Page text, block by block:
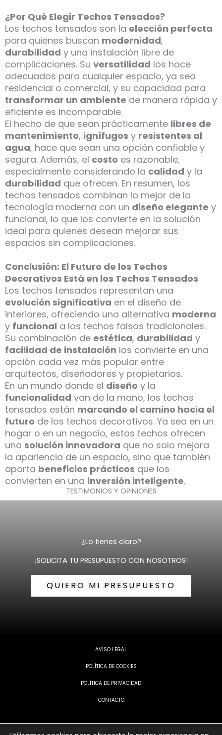
¿Por Qué Elegir Techos Tensados?
Los techos tensados son la elección perfecta
para quienes buscan modernidad,
durabilidad y una instalación libre de
complicaciones. Su versatilidad los hace
adecuados para cualquier espacio, ya sea
residencial o comercial, y su capacidad para
transformar un ambiente de manera rápida y
eficiente es incomparable.
El hecho de que sean prácticamente libres de
mantenimiento, ignífugos y resistentes al
agua, hace que sean una opción confiable y
segura. Además, el costo es razonable,
especialmente considerando la calidad y la
durabilidad que ofrecen. En resumen, los
techos tensados combinan lo mejor de la
tecnología moderna con un diseño elegante y
funcional, lo que los convierte en la solución
ideal para quienes desean mejorar sus
espacios sin complicaciones.
Conclusión: El Futuro de los Techos
Decorativos Está en los Techos Tensados
Los techos tensados representan una
evolución significativa en el diseño de
interiores, ofreciendo una alternativa moderna
y funcional a los techos falsos tradicionales.
Su combinación de estética, durabilidad y
facilidad de instalación los convierte en una
opción cada vez más popular entre
arquitectos, diseñadores y propietarios.
En un mundo donde el diseño y la
funcionalidad van de la mano, los techos
tensados están marcando el camino hacia el
futuro de los techos decorativos. Ya sea en un
hogar o en un negocio, estos techos ofrecen
una solución innovadora que no solo mejora
la apariencia de un espacio, sino que también
aporta beneficios prácticos que los
convierten en una inversión inteligente.
TESTIMONIOS Y OPINIONES
¿Lo tienes claro?
¡SOLICITA TU PRESUPUESTO CON NOSOTROS!
QUIERO MI PRESUPUESTO
AVISO LEGAL
POLÍTICA DE COOKIES
POLÍTICA DE PRIVACIDAD
CONTACTO